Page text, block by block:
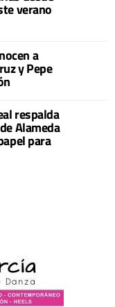
verano
a
y Pepe
respalda
Alameda
para